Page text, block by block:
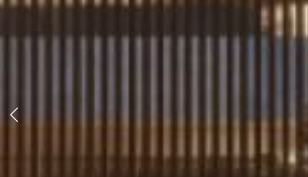
AlquilerVenta